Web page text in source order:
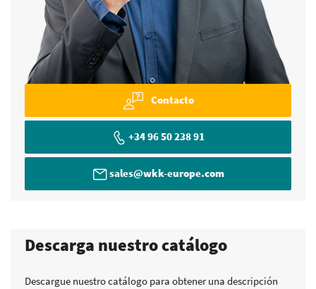
Contacto
+34 96 50 238 91
sales@wkk-europe.com
Descarga nuestro catálogo
Descargue nuestro catálogo para obtener una descripción